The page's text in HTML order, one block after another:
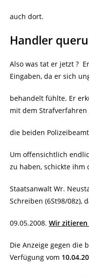
auch dort.
Handler
Also was tat er jetzt ? Er
Eingaben, da er sich
behandelt fühlte. Er
mit dem Strafverfahren
die beiden
Um offensichtlich
zu haben, schickte ihm
Staatsanwalt Wr.
Schreiben (6St98/08z),
09.05.2008. Wir
Die Anzeige gegen die
Verfügung vom